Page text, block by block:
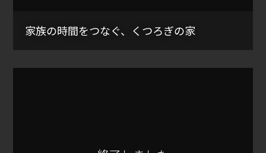
家族の時間をつなぐ、くつろぎの家